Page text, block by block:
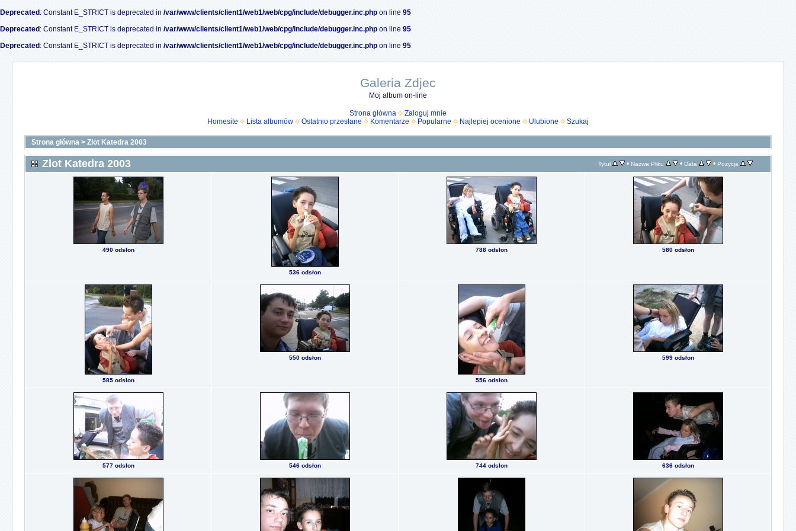
Deprecated : Constant E_STRICT is deprecated in /var/www/clients/client1/web1/web/cpg/include/debugger.inc.php on line 95
Deprecated : Constant E_STRICT is deprecated in /var/www/clients/client1/web1/web/cpg/include/debugger.inc.php on line 95
Deprecated : Constant E_STRICT is deprecated in /var/www/clients/client1/web1/web/cpg/include/debugger.inc.php on line 95
Galeria Zdjec
Moj album on-line
Strona główna
Zaloguj mnie
Homesite
Lista albumów Ostatnio przesłane Komentarze Popularne Najlepiej ocenione Ulubione Szukaj
Strona główna > Zlot Katedra 2003
Zlot Katedra 2003 Tytuł • Nazwa Pliku • Data • Pozycja
490 odsłon
536 odsłon
788 odsłon 580 odsłon
585 odsłon
550 odsłon
556 odsłon
599 odsłon
577 odsłon 546 odsłon 744 odsłon 636 odsłon